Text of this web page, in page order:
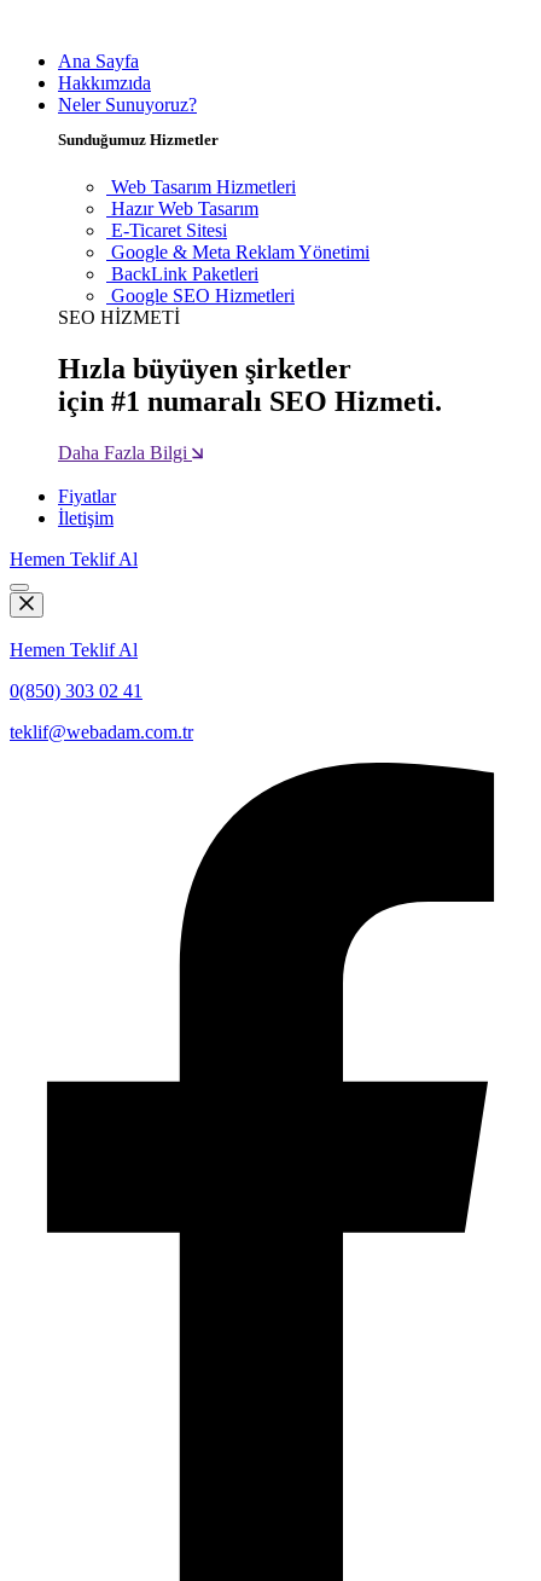
Ana Sayfa
Hakkımzıda
Neler Sunuyoruz?
Sunduğumuz Hizmetler
Web Tasarım Hizmetleri
Hazır Web Tasarım
E-Ticaret Sitesi
Google & Meta Reklam Yönetimi
BackLink Paketleri
Google SEO Hizmetleri
SEO HİZMETİ
Hızla büyüyen şirketler
için #1 numaralı SEO Hizmeti.
Daha Fazla Bilgi
Fiyatlar
İletişim
Hemen Teklif Al
Hemen Teklif Al
0(850) 303 02 41
teklif@webadam.com.tr